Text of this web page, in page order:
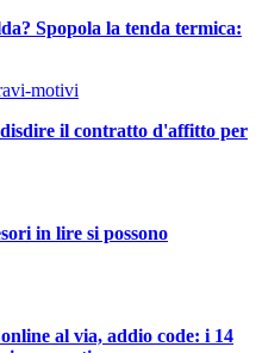
Spopola la tenda termica:
il contratto d'affitto per
in lire si possono
al via, addio code: i 14